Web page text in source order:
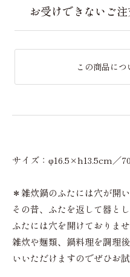
お受けできないご
この商品に
サイズ：φ16.5×h13.5cm／
＊雑炊鍋のふたには穴が開
その昔、ふたを返して器と
ふたには穴を開けておりませ
雑炊や麺類、鍋料理を調理
いいただけますのでぜひお試